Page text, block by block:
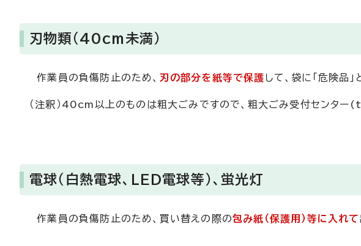
刃物類（40cm未満）
作業員の負傷防止のため、 刃の部分を紙等で保護 して、袋に「危険品
（注釈）40cm以上のものは粗大ごみですので、粗大ごみ受付セン
電球（白熱電球、LED電球等）、蛍光灯
作業員の負傷防止のため、買い替えの際の包み紙（保護用）等に入れて